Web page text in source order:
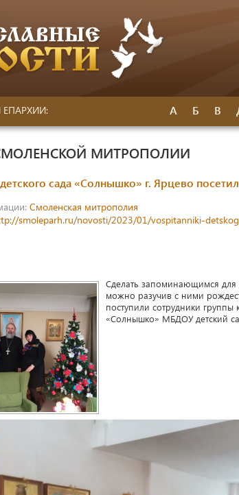
А Б В
МИТРОПОЛИИ
сада «Солнышко» г. Ярцево
Смоленская митрополия
smoleparh.ru/novosti/2023/01/vospitanniki-
Сделать запоминающимся для
можно разучив с ними
поступили сотрудники
«Солнышко» МБДОУ детский